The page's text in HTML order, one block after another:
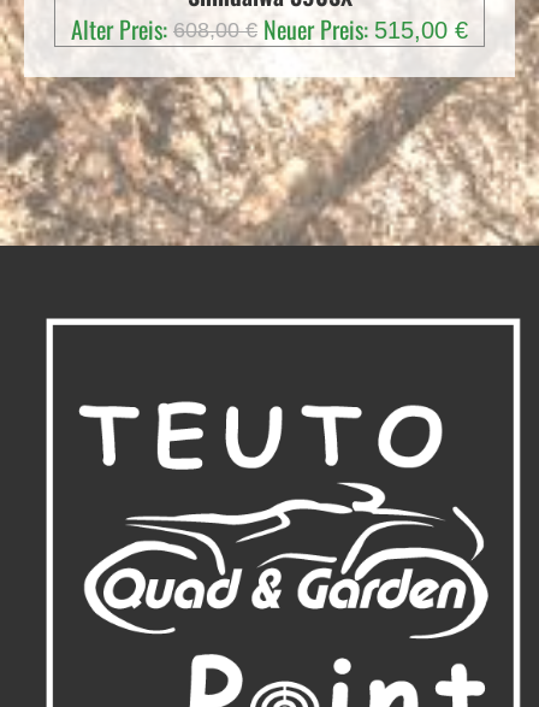
Alter Preis: 608,00€ Ursprünglicher
war:
608,00 €
Neuer Preis: 515,00 €
ist:
515,00